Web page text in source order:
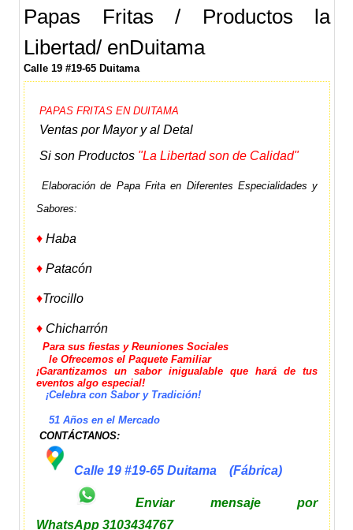
Papas Fritas / Productos la
Libertad/ enDuitama
Calle 19 #19-65 Duitama
PAPAS FRITAS EN DUITAMA
Ventas por Mayor y al Detal
Si son Productos "La Libertad son de Calidad"
Elaboración de Papa Frita en Diferentes Especialidades y
Sabores:
♦ Haba
♦ Patacón
♦Trocillo
♦ Chicharrón
Para sus fiestas y Reuniones Sociales
le Ofrecemos el Paquete Familiar
¡Garantizamos un sabor inigualable que hará de tus
eventos algo especial!
¡Celebra con Sabor y Tradición!
51 Años en el Mercado
CONTÁCTANOS:
Calle 19 #19-65 Duitama(Fábrica)
Enviar mensaje por
WhatsApp 3103434767